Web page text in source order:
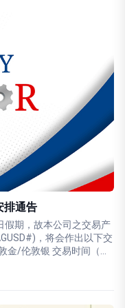
排通告
假期，故本公司之交易产
，将会作出以下交
金/伦敦银 交易时间（...